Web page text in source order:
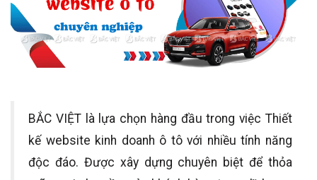
BẮC VIỆT là lựa chọn hàng đầu trong việc Thiết
kế website kinh doanh ô tô với nhiều tính năng
độc đáo. Được xây dựng chuyên biệt để thỏa